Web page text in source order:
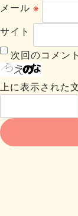
メール ※
サイト
次回のコメン
上に表示された